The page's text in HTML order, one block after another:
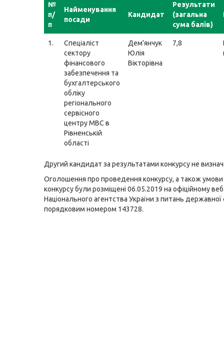
№
п/
п
Найменування
посади
Кандидат
Результати
(загальна
сума балів)
1.
Спеціаліст
сектору
фінансового
забезпечення та
бухгалтерського
обліку
регіонального
сервісного
центру МВС в
Рівненській
області
Дем'янчук
Юлія
Вікторівна
7,8
Другий кандидат за результатами конкурсу не
Оголошення про проведення конкурсу, а також
конкурсу були розміщені 06.05.2019 на офіційному
Національного агентства України з питань
порядковим номером 143728.